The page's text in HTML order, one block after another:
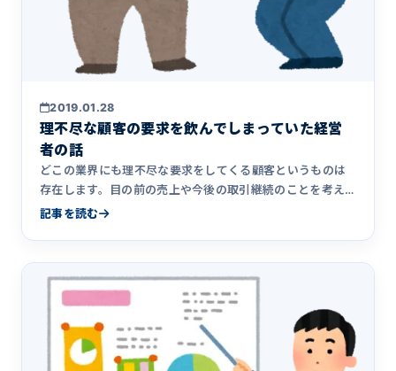
2019.01.28
理不尽な顧客の要求を飲んでしまっていた経営
者の話
どこの業界にも理不尽な要求をしてくる顧客というものは
存在します。目の前の売上や今後の取引継続のことを考え
ると、理不尽な要&hellip;
記事を読む